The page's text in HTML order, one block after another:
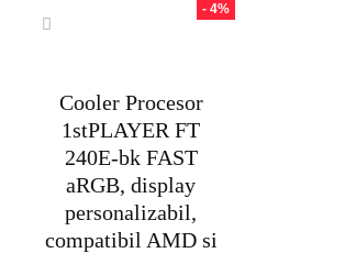
- 4%
Cooler Procesor
1stPLAYER FT
240E-bk FAST
aRGB, display
personalizabil,
compatibil AMD si